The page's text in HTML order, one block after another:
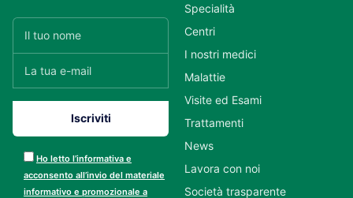
Ho letto l’informativa e
acconsento all’invio del materiale
informativo e promozionale a
Specialità
Centri
I nostri medici
Malattie
Visite ed Esami
Trattamenti
News
Lavora con noi
Società trasparente